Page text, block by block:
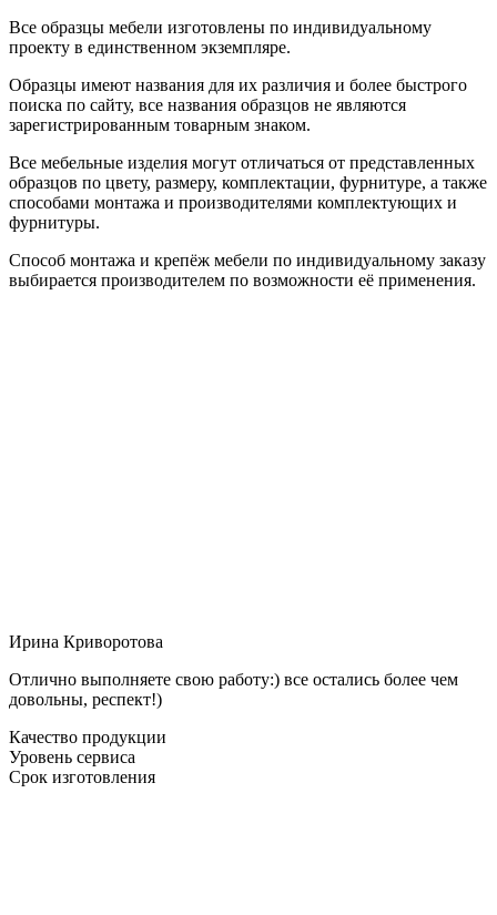
Все образцы мебели изготовлены по индивидуальному
проекту в единственном экземпляре.
Образцы имеют названия для их различия и более быстрого
поиска по сайту, все названия образцов не являются
зарегистрированным товарным знаком.
Все мебельные изделия могут отличаться от представленных
образцов по цвету, размеру, комплектации, фурнитуре, а также
способами монтажа и производителями комплектующих и
фурнитуры.
Способ монтажа и крепёж мебели по индивидуальному заказу
выбирается производителем по возможности её применения.
Ирина Криворотова
Отлично выполняете свою работу:) все остались более чем
довольны, респект!)
Качество продукции
Уровень сервиса
Срок изготовления